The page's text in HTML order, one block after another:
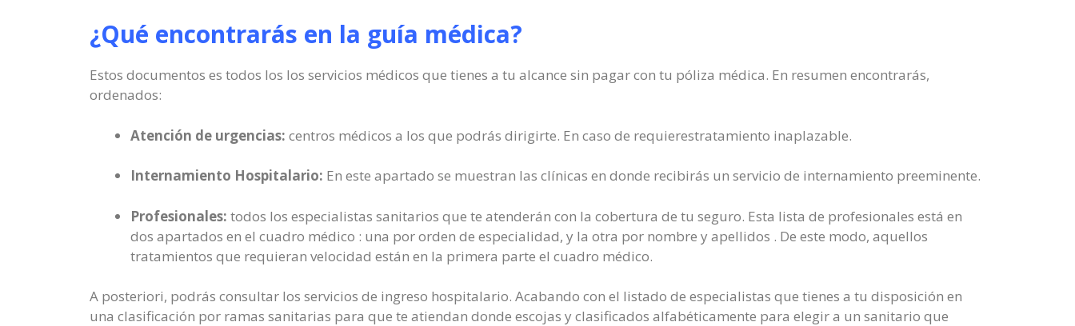
¿Qué encontrarás en la guía médica?
Estos documentos es todos los los servicios médicos que tienes a tu alcance sin pagar con tu póliza médica. En resumen encontrarás,
ordenados:
Atención de urgencias: centros médicos a los que podrás dirigirte. En caso de requierestratamiento inaplazable.
Internamiento Hospitalario: En este apartado se muestran las clínicas en donde recibirás un servicio de internamiento preeminente.
Profesionales: todos los especialistas sanitarios que te atenderán con la cobertura de tu seguro. Esta lista de profesionales está en
dos apartados en el cuadro médico : una por orden de especialidad, y la otra por nombre y apellidos . De este modo, aquellos
tratamientos que requieran velocidad están en la primera parte el cuadro médico.
A posteriori, podrás consultar los servicios de ingreso hospitalario. Acabando con el listado de especialistas que tienes a tu disposición en
una clasificación por ramas sanitarias para que te atiendan donde escojas y clasificados alfabéticamente para elegir a un sanitario que